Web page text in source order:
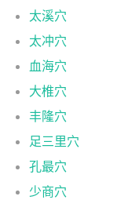
太溪穴
太冲穴
血海穴
大椎穴
丰隆穴
足三里穴
孔最穴
少商穴